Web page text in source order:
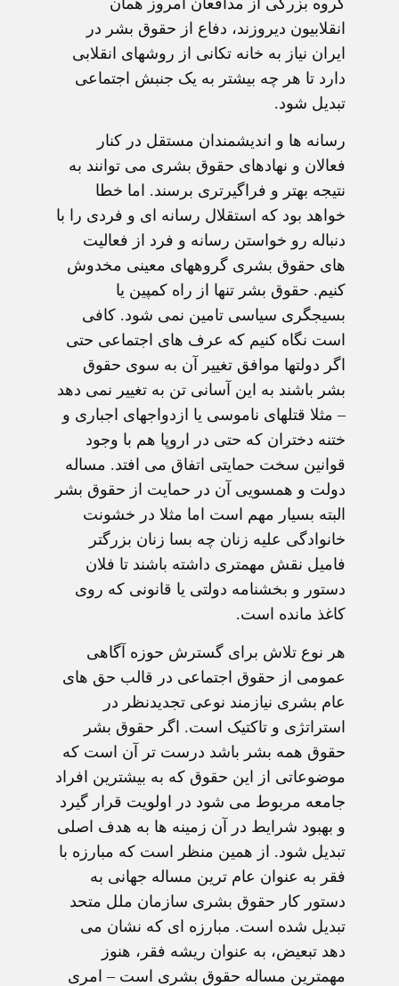
انقلابيون ديروزند، دفاع از حقوق بشر در
ايران نياز به خانه تکانی از روشهای انقلابی
دارد تا هر چه بيشتر به يک جنبش اجتماعی
تبديل شود.
رسانه ها و انديشمندان مستقل در کنار
فعالان و نهادهای حقوق بشری می توانند به
نتيجه بهتر و فراگيرتری برسند. اما خطا
خواهد بود که استقلال رسانه ای و فردی را با
دنباله رو خواستن رسانه و فرد از فعاليت
های حقوق بشری گروههای معينی مخدوش
کنيم. حقوق بشر تنها از راه کمپين يا
بسيجگری سياسی تامين نمی شود. کافی
است نگاه کنيم که عرف های اجتماعی حتی
اگر دولتها موافق تغيير آن به سوی حقوق
بشر باشند به اين آسانی تن به تغيير نمی دهد
– مثلا قتلهای ناموسی يا ازدواجهای اجباری و
ختنه دختران که حتی در اروپا هم با وجود
قوانين سخت حمايتی اتفاق می افتد. مساله
دولت و همسويی آن در حمايت از حقوق بشر
البته بسيار مهم است اما مثلا در خشونت
خانوادگی عليه زنان چه بسا زنان بزرگتر
فاميل نقش مهمتری داشته باشند تا فلان
دستور و بخشنامه دولتی يا قانونی که روی
کاغذ مانده است.
هر نوع تلاش برای گسترش حوزه آگاهی
عمومی از حقوق اجتماعی در قالب حق های
عام بشری نيازمند نوعی تجديدنظر در
استراتژی و تاکتيک است. اگر حقوق بشر
حقوق همه بشر باشد درست تر آن است که
موضوعاتی از اين حقوق که به بيشترين افراد
جامعه مربوط می شود در اولويت قرار گيرد
و بهبود شرايط در آن زمينه ها به هدف اصلی
تبديل شود. از همين منظر است که مبارزه با
فقر به عنوان عام ترين مساله جهانی به
دستور کار حقوق بشری سازمان ملل متحد
تبديل شده است. مبارزه ای که نشان می
دهد تبعيض، به عنوان ريشه فقر، هنوز
مهمترين مساله حقوق بشری است – امری